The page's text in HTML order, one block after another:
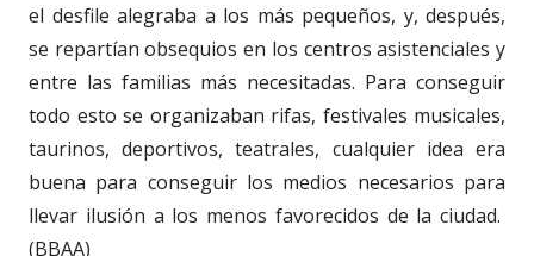
el desfile alegraba a los más pequeños, y, después,
se repartían obsequios en los centros asistenciales y
entre las familias más necesitadas. Para conseguir
todo esto se organizaban rifas, festivales musicales,
taurinos, deportivos, teatrales, cualquier idea era
buena para conseguir los medios necesarios para
llevar ilusión a los menos favorecidos de la ciudad.
(BBAA)